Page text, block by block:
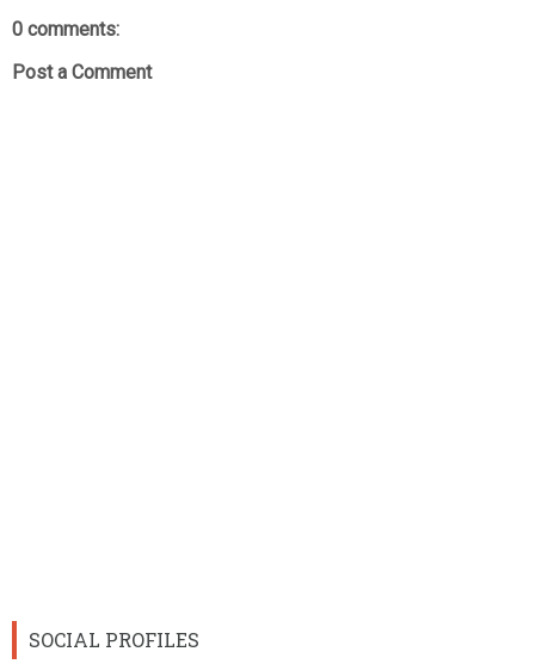
0 comments:
Post a Comment
SOCIAL PROFILES